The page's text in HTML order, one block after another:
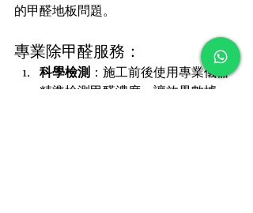
的甲醛地板問題。
專業除甲醛服務：
科學檢測 ：施工前後使用專業儀器
精準檢測甲醛濃度，讓效果數據